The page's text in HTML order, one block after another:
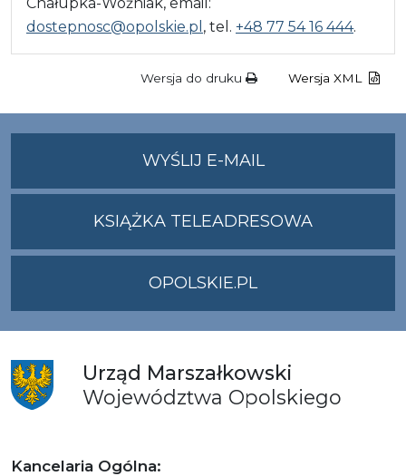
dostepnosc@opolskie.pl , tel. +48 77 54 16 444.
Wersja do druku Wersja XML
WYŚLIJ E-MAILNA
ADRES
KSIĄŻKA TELEADRESOWA
OPOLSKIE.PL
Urząd Marszałkowski
Województwa Opolskiego
Kancelaria Ogólna: